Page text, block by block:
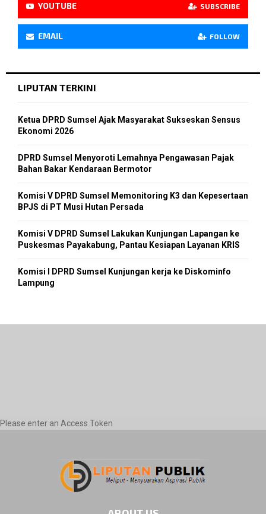
YOUTUBE SUBSCRIBE
EMAIL FOLLOW
LIPUTAN TERKINI
Ketua DPRD Sumsel Ajak Masyarakat Sukseskan Sensus
Ekonomi 2026
DPRD Sumsel Menyoroti Lemahnya Pengawasan Pajak
Bahan Bakar Kendaraan Bermotor
Komisi V DPRD Sumsel Memonitoring K3 dan Kepesertaan
BPJS di PT Musi Hutan Persada
Komisi V DPRD Sumsel Lakukan Kunjungan Lapangan ke
Puskesmas Payakabung, Pantau Kesiapan Layanan KRIS
Komisi I DPRD Sumsel Kunjungan kerja ke Diskominfo
Lampung
Please enter an Access Token